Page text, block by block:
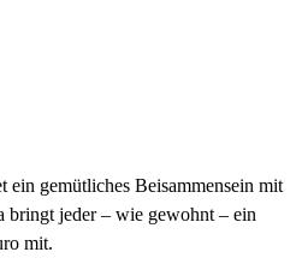
gemütliches Beisammensein mit
bringt jeder – wie gewohnt – ein
mit.